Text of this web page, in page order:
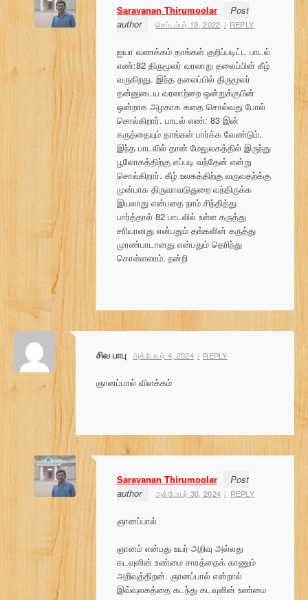
Saravanan Thirumoolar
Post
author
செப்டம்பர் 19, 2022 REPLY
ஐயா வணக்கம் தாங்கள் குறிப்படிட்ட பாடல்
எண்:82 திருமூலர் வரலாறு தலைப்பின் கீழ்
வருகிறது. இந்த தலைப்பில் திருமூலர்
தன்னுடைய வரலாற்றை ஒன்றுக்குபின்
ஒன்றாக அழகாக கதை சொல்வது போல்
சொல்கிறார். பாடல் எண்: 83 இன்
கருத்தையும் தாங்கள் பார்க்க வேண்டும்.
இந்த பாடலில் தான் மேலுலகத்தில் இருந்து
பூலோகத்திற்கு எப்படி வந்தேன் என்று
சொல்கிறார். கீழ் உலகத்திற்கு வருவதற்க்கு
முன்பாக திருவாவடுதுறை வந்திருக்க
இயலாது என்பதை நாம் சிந்தித்து
பார்த்தால் 82 பாடலில் உள்ள கருத்து
சரியானது என்பதும் தங்களின் கருத்து
முரண்பாடானது என்பதும் தெரிந்து
கொள்ளலாம். நன்றி
சிவ பாபு அக்டோபர் 4, 2024 REPLY
ஞானப்பால் விளக்கம்
Saravanan Thirumoolar
Post
author
அக்டோபர் 30, 2024 REPLY
ஞானப்பால்
ஞானம் என்பது உயர் அறிவு அல்லது
கடவுளின் உண்மை சாரத்தைக் காணும்
அறிவுத்திறன். ஞானப்பால் என்றால்
இவ்வுலகத்தை கடந்து கடவுளின் உண்மை